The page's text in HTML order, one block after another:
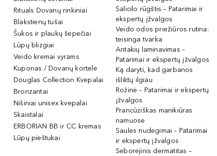
Rituals Dovanų rinkiniai
Blakstienų tušai
Šukos ir plaukų šepečiai
Lūpų blizgiai
Veido kremai vyrams
Kuponas / Dovanų kortelė
Douglas Collection Kvepalai
Bronzantai
Nišiniai unisex kvepalai
Skaistalai
ERBORIAN BB ir CC kremas
Lūpų pieštukai
Salicilo rūgštis – Patarimai ir
ekspertų įžvalgos
Veido odos priežiūros rutina:
teisinga tvarka
Antakių laminavimas –
Patarimai ir ekspertų įžvalgos
Ką daryti, kad garbanos
išliktų ilgiau
Rožinė – Patarimai ir ekspertų
įžvalgos
Prancūziškas manikiūras
namuose
Saulės nudegimai – Patarimai
ir ekspertų įžvalgos
Seborėjinis dermatitas –